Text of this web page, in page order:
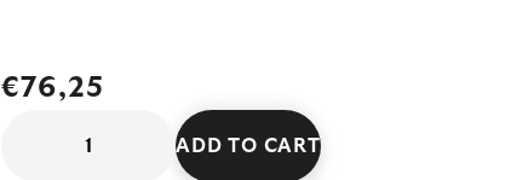
€76,25
ADD TO CART